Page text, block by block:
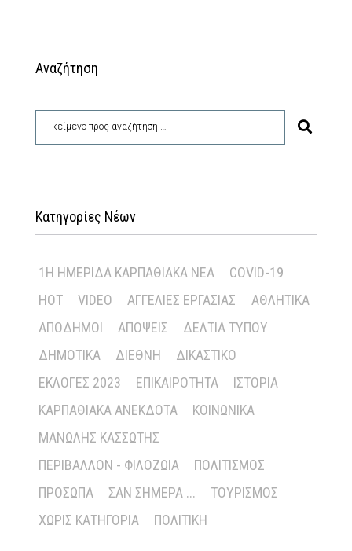
Αναζήτηση
Κατηγορίες Νέων
1Η ΗΜΕΡΊΔΑ ΚΑΡΠΑΘΙΑΚΆ ΝΈΑ
COVID-19
HOT
VIDEO ΑΓΓΕΛΊΕΣ ΕΡΓΑΣΊΑΣ
ΑΘΛΗΤΙΚΆ
ΑΠΌΔΗΜΟΙ
ΑΠΌΨΕΙΣ
ΔΕΛΤΊΑ ΤΎΠΟΥ
ΔΗΜΟΤΙΚΆ
ΔΙΕΘΝΉ
ΔΙΚΑΣΤΙΚΌ
ΕΚΛΟΓΈΣ 2023
ΕΠΙΚΑΙΡΌΤΗΤΑ
ΙΣΤΟΡΊΑ
ΚΑΡΠΑΘΙΑΚΆ ΑΝΈΚΔΟΤΑ
ΚΟΙΝΩΝΙΚΆ
ΜΑΝΏΛΗΣ ΚΑΣΣΏΤΗΣ
ΠΕΡΙΒΆΛΛΟΝ - ΦΙΛΟΖΩΊΑ
ΠΟΛΙΤΙΣΜΌΣ
ΠΡΌΣΩΠΑ
ΣΑΝ ΣΉΜΕΡΑ ...
ΤΟΥΡΙΣΜΌΣ
ΧΩΡΊΣ ΚΑΤΗΓΟΡΊΑ
ΠΟΛΙΤΙΚΉ